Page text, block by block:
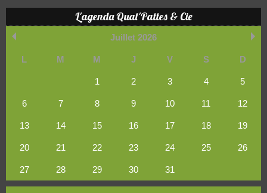
L'agenda Quat'Pattes & Cie
Juillet 2026
L M M J V S D
1 2 3 4 5
6 7 8 9 10 11 12
13 14 15 16 17 18 19
20 21 22 23 24 25 26
27 28 29 30 31